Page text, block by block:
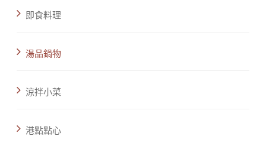
即食料理
湯品鍋物
涼拌小菜
港點點心